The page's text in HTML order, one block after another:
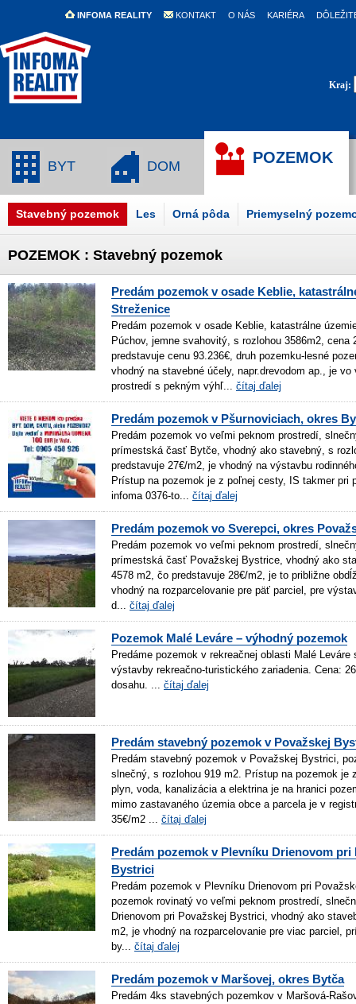
INFOMA REALITY KONTAKT O NÁS KARIÉRA
Kraj:
BYT DOM POZEMOK
Stavebný pozemok Les Orná pôda Priemyselný
POZEMOK : Stavebný pozemok
Predám pozemok v osade Keblie,
Streženice
Predám pozemok v osade Keblie, katastrálne
Púchov, jemne svahovitý, s rozlohou 3586m2, cena
predstavuje cenu 93.236€, druh pozemku-lesné
vhodný na stavebné účely, napr.drevodom ap., je vo
prostredí s pekným výhľ... čítaj ďalej
Predám pozemok v Pšurnoviciach, okres
Predám pozemok vo veľmi peknom prostredí,
prímestská časť Bytče, vhodný ako stavebný, s
predstavuje 27€/m2, je vhodný na výstavbu
Prístup na pozemok je z poľnej cesty, IS takmer pri
infoma 0376-to... čítaj ďalej
Predám pozemok vo Sverepci, okres
Predám pozemok vo veľmi peknom prostredí,
prímestská časť Považskej Bystrice, vhodný ako
4578 m2, čo predstavuje 28€/m2, je to približne
vhodný na rozparcelovanie pre päť parciel, pre
d... čítaj ďalej
Pozemok Malé Leváre – výhodný pozemok
Predáme pozemok v rekreačnej oblasti Malé Leváre
výstavby rekreačno-turistického zariadenia. Cena:
dosahu. ... čítaj ďalej
Predám stavebný pozemok v Považskej
Predám stavebný pozemok v Považskej Bystrici,
slnečný, s rozlohou 919 m2. Prístup na pozemok je
plyn, voda, kanalizácia a elektrina je na hranici
mimo zastavaného územia obce a parcela je v
35€/m2 ... čítaj ďalej
Predám pozemok v Plevníku Drienovom pri
Bystrici
Predám pozemok v Plevníku Drienovom pri
pozemok rovinatý vo veľmi peknom prostredí,
Drienovom pri Považskej Bystrici, vhodný ako
m2, je vhodný na rozparcelovanie pre viac parciel,
by... čítaj ďalej
Predám pozemok v Maršovej, okres Bytča
Predám 4ks stavebných pozemkov v Maršová-